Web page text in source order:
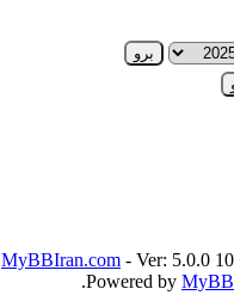
MyBBIran.com - Ver: 5.0.0
Powered by MyBB
.